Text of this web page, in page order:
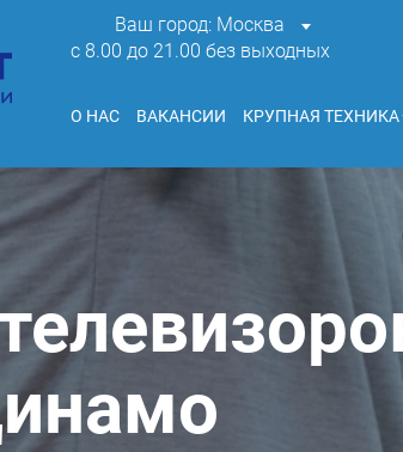
Ваш город: Москва
c 8.00 до 21.00 без выходных
О НАС ВАКАНСИИ КРУПНАЯ ТЕХНИКА